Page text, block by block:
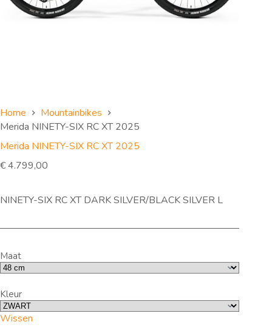
Home
Mountainbikes
Merida NINETY-SIX RC XT 2025
Merida NINETY-SIX RC XT 2025
€4.799,00
NINETY-SIX RC XT DARK SILVER/BLACK SILVER L
Maat
Kleur
Wissen